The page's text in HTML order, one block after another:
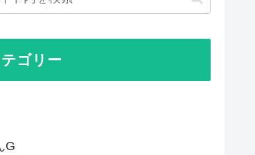
ってることwww
こんなに嫌われてる...
ゴリー
G